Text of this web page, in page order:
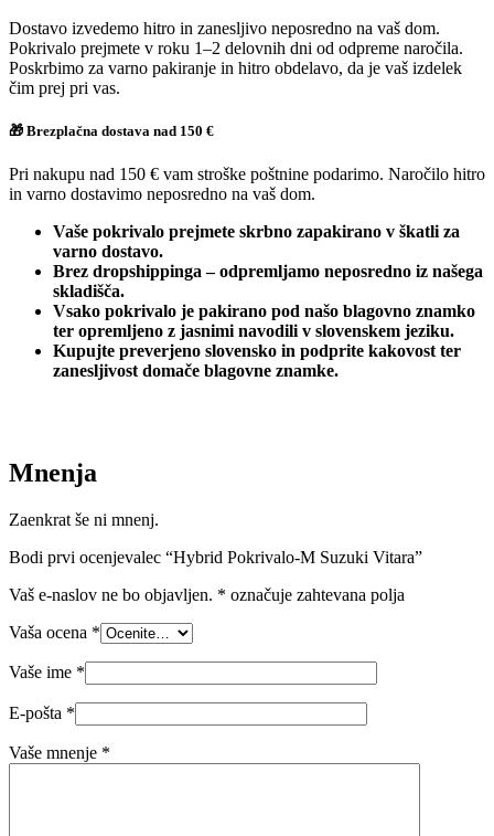
Dostavo izvedemo hitro in zanesljivo neposredno na vaš dom.
Pokrivalo prejmete v roku 1–2 delovnih dni od odpreme naročila.
Poskrbimo za varno pakiranje in hitro obdelavo, da je vaš izdelek
čim prej pri vas.
🎁 Brezplačna dostava nad 150 €
Pri nakupu nad 150 € vam stroške poštnine podarimo. Naročilo hitro
in varno dostavimo neposredno na vaš dom.
Vaše pokrivalo prejmete skrbno zapakirano v škatli za
varno dostavo.
Brez dropshippinga – odpremljamo neposredno iz našega
skladišča.
Vsako pokrivalo je pakirano pod našo blagovno znamko
ter opremljeno z jasnimi navodili v slovenskem jeziku.
Kupujte preverjeno slovensko in podprite kakovost ter
zanesljivost domače blagovne znamke.
Mnenja
Zaenkrat še ni mnenj.
Bodi prvi ocenjevalec “Hybrid Pokrivalo-M Suzuki Vitara”
Vaš e-naslov ne bo objavljen. * označuje zahtevana polja
Vaša ocena *
Vaše ime *
E-pošta *
Vaše mnenje *